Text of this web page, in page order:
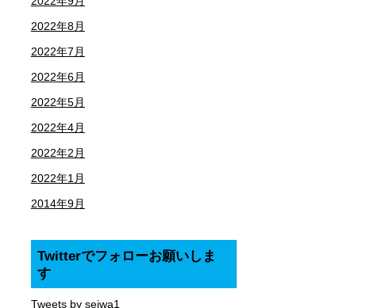
2022年8月
2022年7月
2022年6月
2022年5月
2022年4月
2022年2月
2022年1月
2014年9月
Twitterでフォローお願いしま
す
Tweets by seiwa1